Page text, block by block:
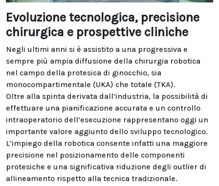
Evoluzione tecnologica, precisione
chirurgica e prospettive cliniche
Negli ultimi anni si è assistito a una progressiva e
sempre più ampia diffusione della chirurgia robotica
nel campo della protesica di ginocchio, sia
monocompartimentale (UKA) che totale (TKA).
Oltre alla spinta derivata dall’industria, la possibilità di
effettuare una pianificazione accurata e un controllo
intraoperatorio dell’esecuzione rappresentano oggi un
importante valore aggiunto dello sviluppo tecnologico.
L’impiego della robotica consente infatti una maggiore
precisione nel posizionamento delle componenti
protesiche e una significativa riduzione degli outlier di
allineamento rispetto alla tecnica tradizionale.